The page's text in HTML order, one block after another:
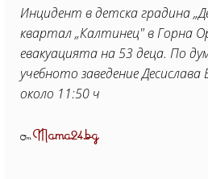
Инцидент в детска градина
квартал „Калтинец" в Горна
евакуацията на 53 деца. По
учебното заведение
около 11:50 ч
ОтMama24.bg